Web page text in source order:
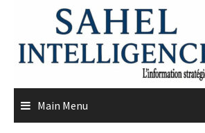
content
Main Menu